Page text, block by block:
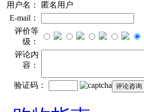
用户名：
匿名用户
E-mail：
评价等
级：
评论内
容：
验证码：